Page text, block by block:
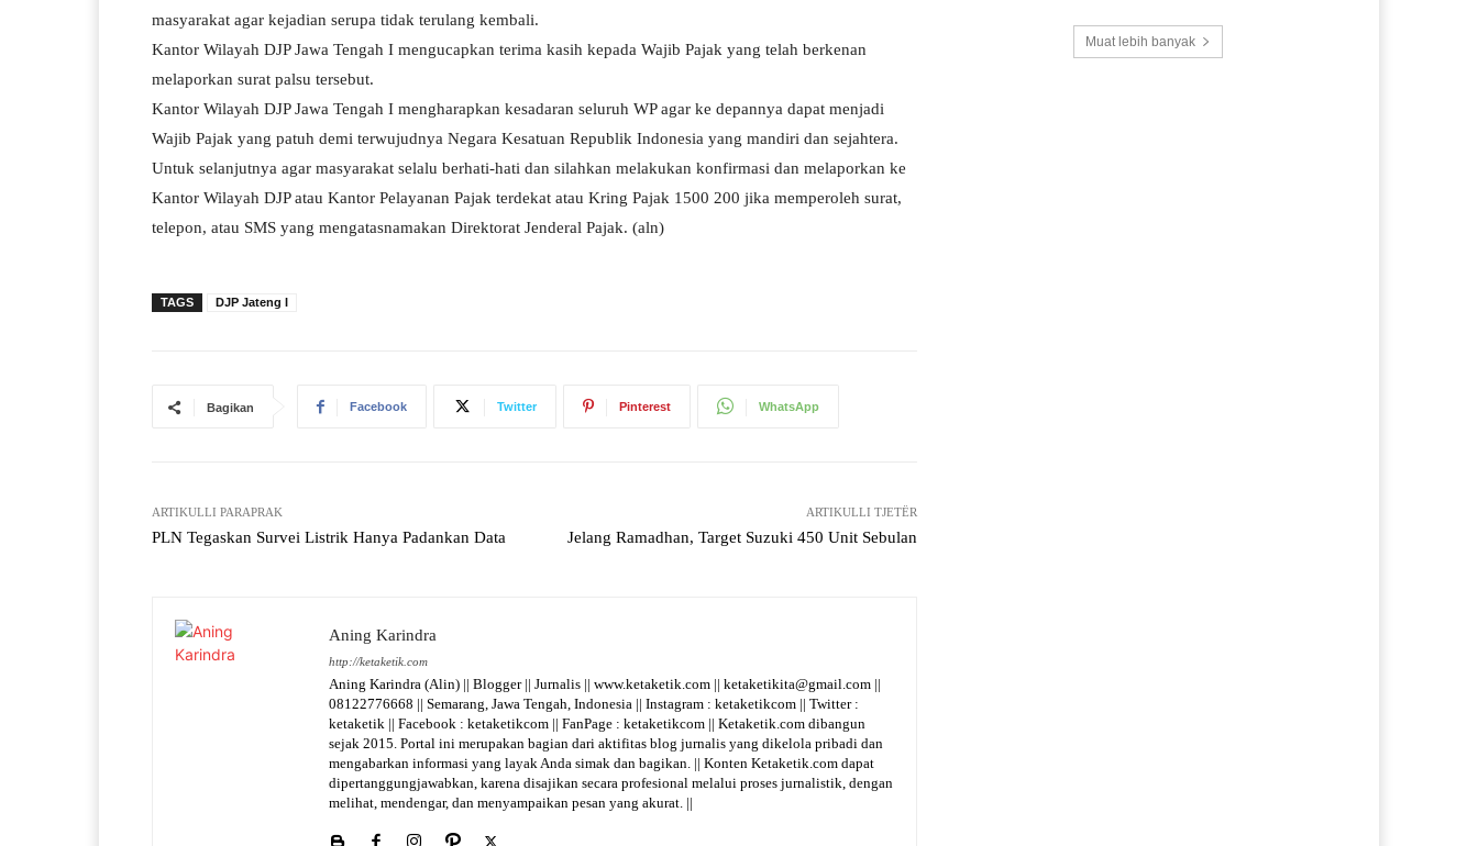
masyarakat agar kejadian serupa tidak terulang kembali.
Kantor Wilayah DJP Jawa Tengah I mengucapkan terima kasih kepada Wajib Pajak yang telah berkenan
melaporkan surat palsu tersebut.
Kantor Wilayah DJP Jawa Tengah I mengharapkan kesadaran seluruh WP agar ke depannya dapat menjadi
Wajib Pajak yang patuh demi terwujudnya Negara Kesatuan Republik Indonesia yang mandiri dan sejahtera.
Untuk selanjutnya agar masyarakat selalu berhati-hati dan silahkan melakukan konfirmasi dan melaporkan ke
Kantor Wilayah DJP atau Kantor Pelayanan Pajak terdekat atau Kring Pajak 1500 200 jika memperoleh surat,
telepon, atau SMS yang mengatasnamakan Direktorat Jenderal Pajak. (aln)
TAGS DJP Jateng I
Bagikan Facebook Twitter Pinterest WhatsApp
ARTIKULLI PARAPRAK
PLN Tegaskan Survei Listrik Hanya Padankan Data
ARTIKULLI TJETËR
Jelang Ramadhan, Target Suzuki 450 Unit Sebulan
Aning Karindra
http://ketaketik.com
Aning Karindra (Alin) || Blogger || Jurnalis || www.ketaketik.com || ketaketikita@gmail.com ||
08122776668 || Semarang, Jawa Tengah, Indonesia || Instagram : ketaketikcom || Twitter :
ketaketik || Facebook : ketaketikcom || FanPage : ketaketikcom || Ketaketik.com dibangun
sejak 2015. Portal ini merupakan bagian dari aktifitas blog jurnalis yang dikelola pribadi dan
mengabarkan informasi yang layak Anda simak dan bagikan. || Konten Ketaketik.com dapat
dipertanggungjawabkan, karena disajikan secara profesional melalui proses jurnalistik, dengan
melihat, mendengar, dan menyampaikan pesan yang akurat. ||
Muat lebih banyak